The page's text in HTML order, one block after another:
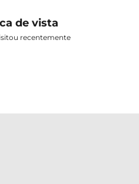
de vista
recentemente